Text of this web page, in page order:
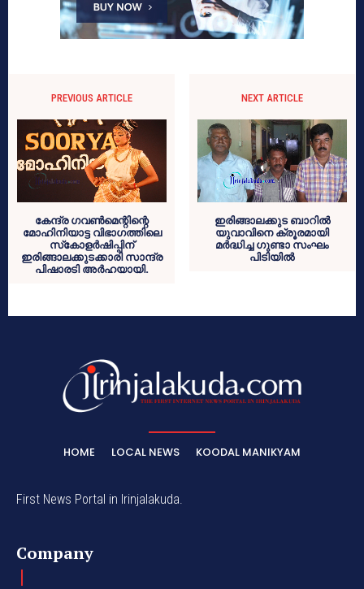
PREVIOUS ARTICLE
കേന്ദ്ര ഗവണ്‍മെന്റിന്റെ
മോഹിനിയാട്ട വിഭാഗത്തിലെ
സ്‌കോളര്‍ഷിപ്പിന്
ഇരിങ്ങാലക്കുടക്കാരി സാന്ദ്ര
പിഷാരടി അര്‍ഹയായി.
NEXT ARTICLE
ഇരിങ്ങാലക്കുട ബാറില്‍
യുവാവിനെ ക്രൂരമായി
മര്‍ദ്ധിച്ച ഗുണ്ടാ സംഘം
പിടിയില്‍
HOME LOCAL NEWS KOODAL MANIKYAM
First News Portal in Irinjalakuda.
Company